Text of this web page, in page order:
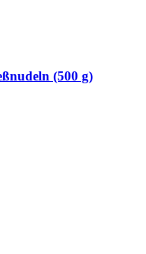
(500 g)